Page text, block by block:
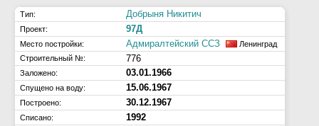
Тип: Добрыня Никитич
Проект: 97Д
Место постройки: Адмиралтейский ССЗ
Ленинград
Строительный №:
776
Заложено: 03.01.1966
Спущено на воду: 15.06.1967
Построено: 30.12.1967
Списано: 1992